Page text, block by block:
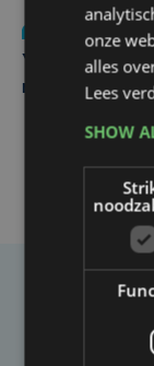
Yaro (19),
maandenlange
Heb je een
onze
alles
Lees
SHOW